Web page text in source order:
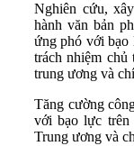
Nghiên cứu,
hành văn bản
ứng phó với bạo
trách nhiệm chủ
trung ương và
Tăng cường
với bạo lực trên
Trung ương và